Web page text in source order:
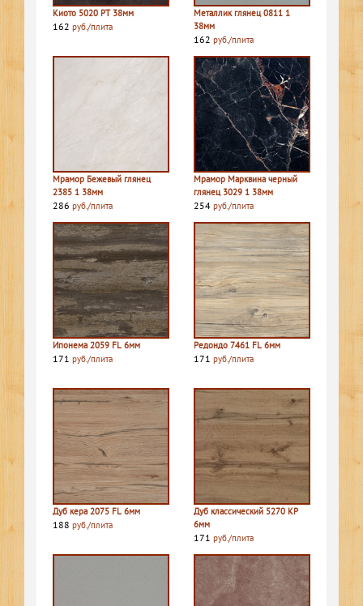
Киото 5020 PT 38мм
162 руб./плита
Металлик глянец 0811 1
38мм
162 руб./плита
Мрамор Бежевый глянец
2385 1 38мм
286 руб./плита
Мрамор Марквина черный
глянец 3029 1 38мм
254 руб./плита
Ипонема 2059 FL 6мм
171 руб./плита
Редондо 7461 FL 6мм
171 руб./плита
Дуб кера 2075 FL 6мм
188 руб./плита
Дуб классический 5270 КР
6мм
171 руб./плита